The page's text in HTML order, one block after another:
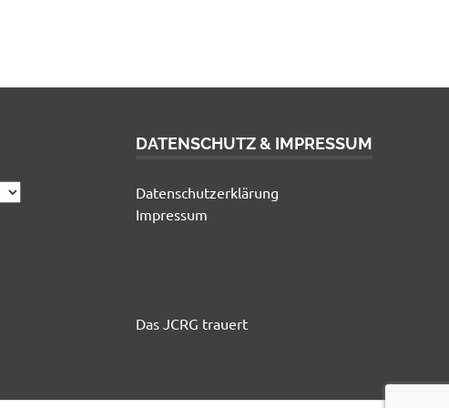
DATENSCHUTZ & IMPRESSUM
Datenschutzerklärung
Impressum
Das JCRG trauert